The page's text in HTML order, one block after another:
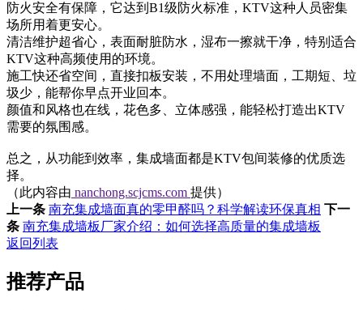
防火安全有保障‌，它达到B1级防火标准，KTV这种人员密集
场所用着更安心。
清洁维护超省心‌，表面耐脏防水，湿布一擦就干净，特别适合
KTV这种高频使用的环境。
施工快还省空间‌，直接扣板安装，不用处理墙面，工期短、垃
圾少，能帮你早点开业回本。
颜值和风格也在线‌，花色多、立体感强，能轻松打造出KTV
需要的氛围感。
总之，从功能到效率，集成墙面都是KTV包间装修的优质选
择。
（此内容由 nanchong.scjcms.com 提供）
上一条 南充集成墙面真的零甲醛吗？科学解读环保真相 下一
条 南充集成墙板厂家介绍：如何选择高质量的集成墙板
返回列表
推荐产品